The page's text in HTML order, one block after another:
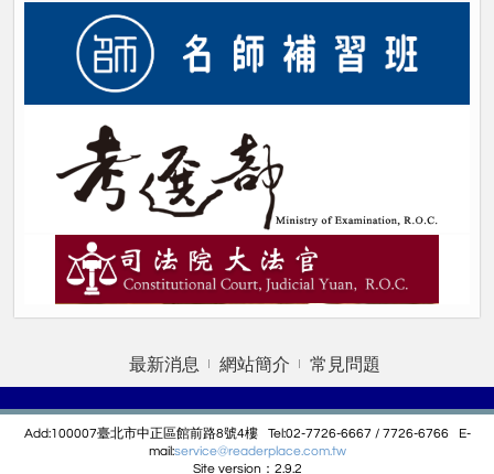
最新消息 網站簡介 常見問題
Add:100007臺北市中正區館前路8號4樓 Tel:02-7726-6667 / 7726-6766 E-
mail:service@readerplace.com.tw
Site version：2.9.2